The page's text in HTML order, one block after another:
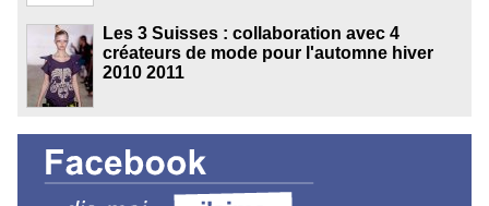
Les 3 Suisses : collaboration avec 4
créateurs de mode pour l'automne hiver
2010 2011